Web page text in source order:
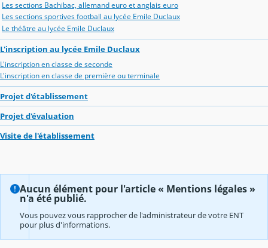
Les sections Bachibac, allemand euro et anglais euro
Les sections sportives football au lycée Emile Duclaux
Le théâtre au lycée Emile Duclaux
L'inscription au lycée Emile Duclaux
L'inscription en classe de seconde
L'inscription en classe de première ou terminale
Projet d'établissement
Projet d'évaluation
Visite de l'établissement
Aucun élément pour l'article « Mentions légales »
n'a été publié.
Vous pouvez vous rapprocher de l'administrateur de votre ENT
pour plus d'informations.